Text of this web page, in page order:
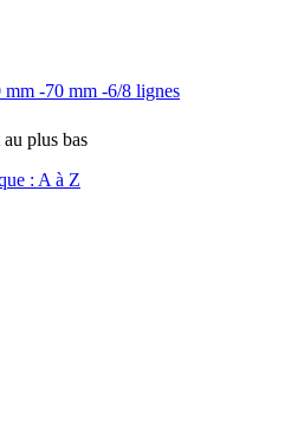
-70 mm -6/8 lignes
plus bas
: A à Z